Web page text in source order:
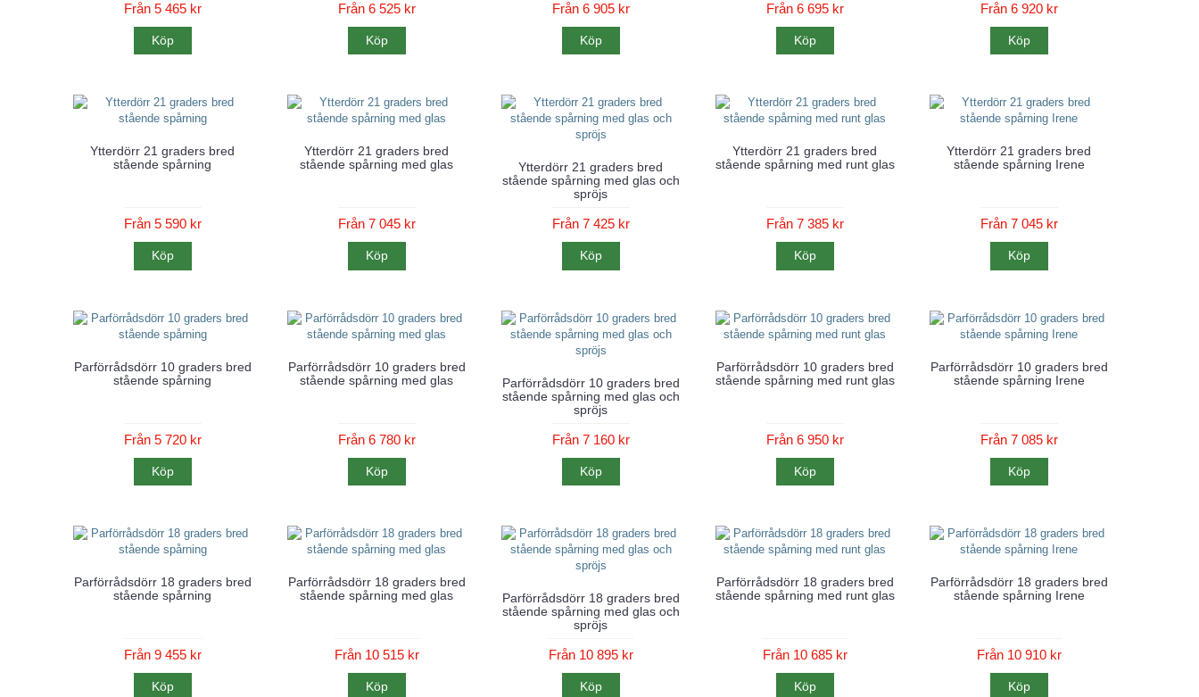
Från 5 465 kr
Köp
Från 6 525 kr
Köp
Från 6 905 kr
Köp
Från 6 695 kr
Köp
Från 6 920 kr
Köp
Ytterdörr 21 graders bred
stående spårning
Från 5 590 kr
Köp
Ytterdörr 21 graders bred
stående spårning med glas
Från 7 045 kr
Köp
Ytterdörr 21 graders bred
stående spårning med glas och
spröjs
Från 7 425 kr
Köp
Ytterdörr 21 graders bred
stående spårning med runt glas
Från 7 385 kr
Köp
Ytterdörr 21 graders bred
stående spårning Irene
Från 7 045 kr
Köp
Parförrådsdörr 10 graders bred
stående spårning
Från 5 720 kr
Köp
Parförrådsdörr 10 graders bred
stående spårning med glas
Från 6 780 kr
Köp
Parförrådsdörr 10 graders bred
stående spårning med glas och
spröjs
Från 7 160 kr
Köp
Parförrådsdörr 10 graders bred
stående spårning med runt glas
Från 6 950 kr
Köp
Parförrådsdörr 10 graders bred
stående spårning Irene
Från 7 085 kr
Köp
Parförrådsdörr 18 graders bred
stående spårning
Från 9 455 kr
Köp
Parförrådsdörr 18 graders bred
stående spårning med glas
Från 10 515 kr
Köp
Parförrådsdörr 18 graders bred
stående spårning med glas och
spröjs
Från 10 895 kr
Köp
Parförrådsdörr 18 graders bred
stående spårning med runt glas
Från 10 685 kr
Köp
Parförrådsdörr 18 graders bred
stående spårning Irene
Från 10 910 kr
Köp